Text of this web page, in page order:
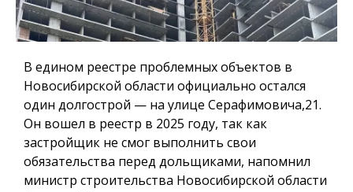
В едином реестре проблемных объектов в
Новосибирской области официально остался
один долгострой — на улице Серафимовича,21.
Он вошел в реестр в 2025 году, так как
застройщик не смог выполнить свои
обязательства перед дольщиками, напомнил
министр строительства Новосибирской области